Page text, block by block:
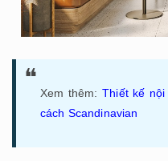
Xem thêm:Thiết kế
cách Scandinavian